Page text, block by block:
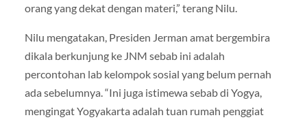
orang yang dekat dengan materi,” terang Nilu.
Nilu mengatakan, Presiden Jerman amat bergembira
dikala berkunjung ke JNM sebab ini adalah
percontohan lab kelompok sosial yang belum pernah
ada sebelumnya. “Ini juga istimewa sebab di Yogya,
mengingat Yogyakarta adalah tuan rumah penggiat